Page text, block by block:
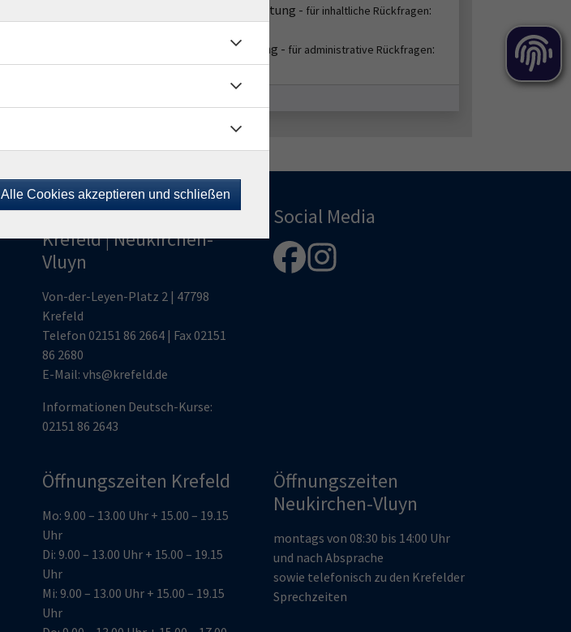
Fachbereichsleitung - für inhaltliche Rückfragen:
Sachbearbeitung - für administrative Rückfragen:
02151/86-2654
Volkshochschule
Krefeld | Neukirchen-
Vluyn
Von-der-Leyen-Platz 2 | 47798
Krefeld
Telefon 02151 86 2664 | Fax 02151
86 2680
E-Mail: vhs@krefeld.de
Informationen Deutsch-Kurse:
02151 86 2643
Social Media
Öffnungszeiten Krefeld
Mo: 9.00 – 13.00 Uhr + 15.00 – 19.15
Uhr
Di: 9.00 – 13.00 Uhr + 15.00 – 19.15
Uhr
Mi: 9.00 – 13.00 Uhr + 15.00 – 19.15
Uhr
Öffnungszeiten
Neukirchen-Vluyn
montags von 08:30 bis 14:00 Uhr
und nach Absprache
sowie telefonisch zu den Krefelder
Sprechzeiten
Alle Cookies akzeptieren und schließen